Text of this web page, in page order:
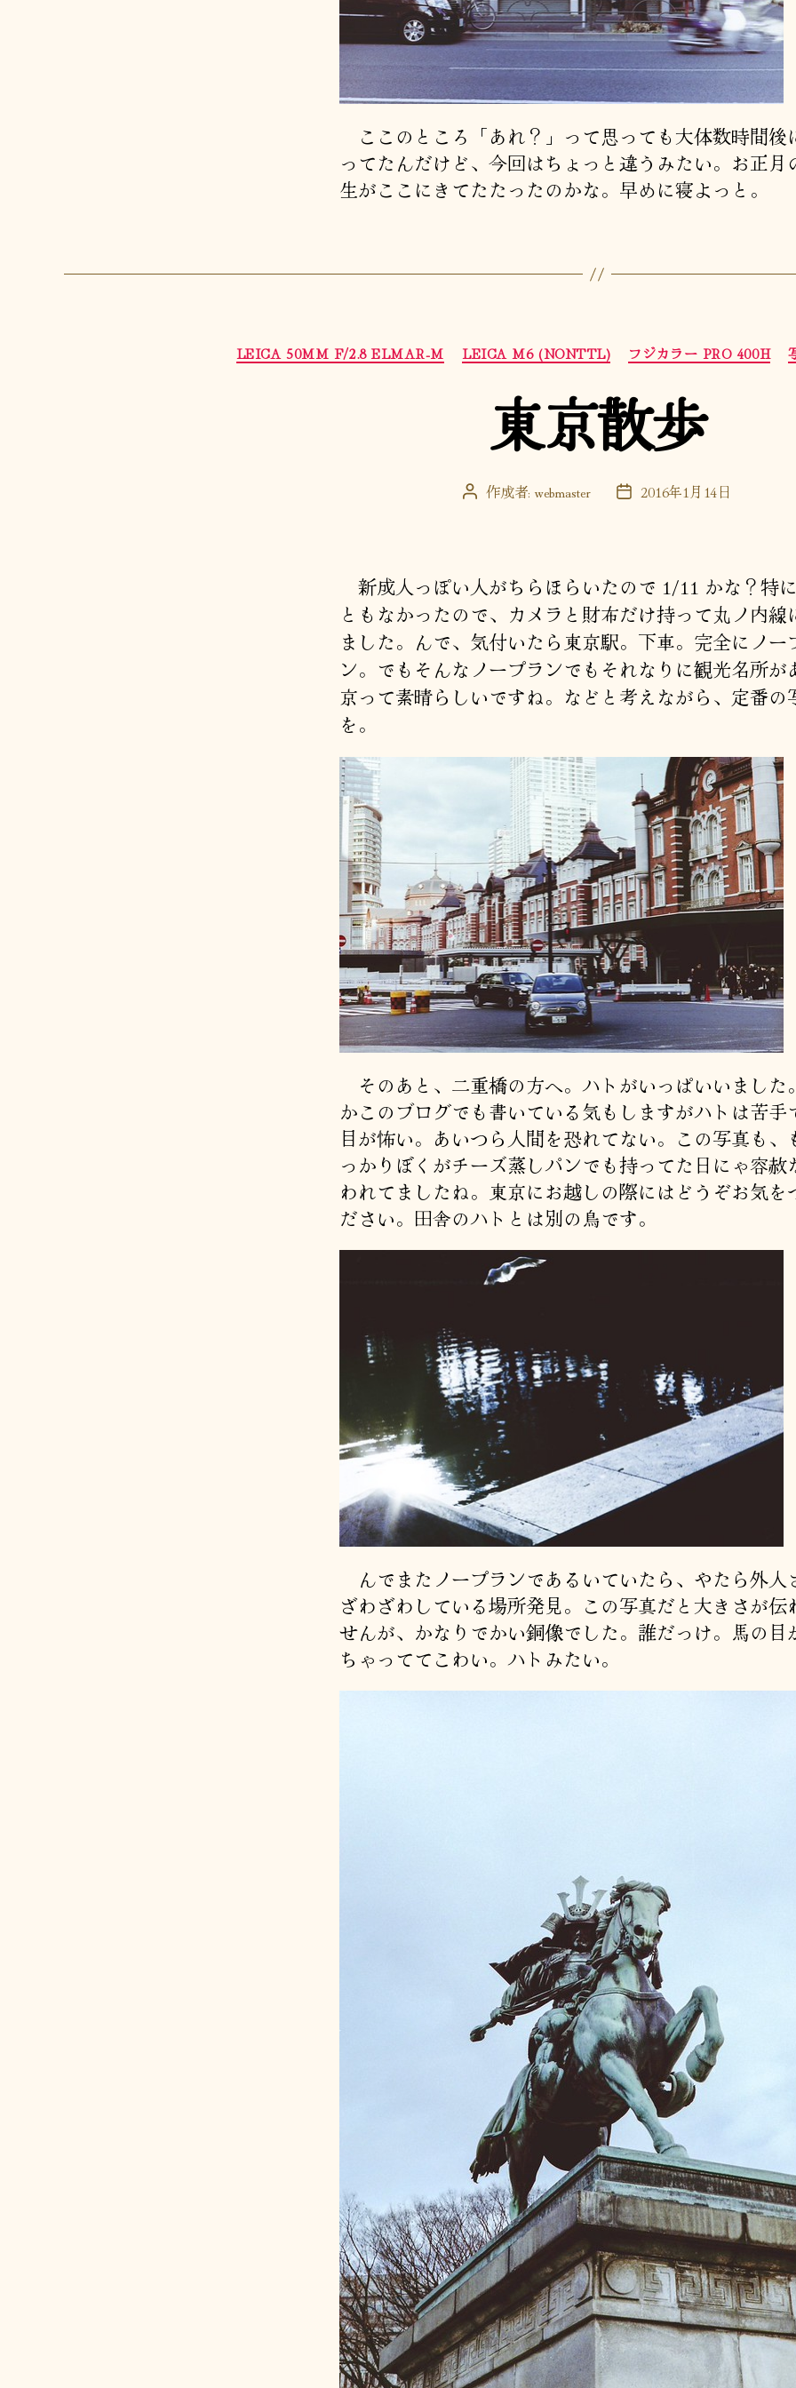
ここのところ「あれ？」って思っても大体数時間後
ってたんだけど、今回はちょっと違うみたい。お正月
生がここにきてたたったのかな。早めに寝よっと。
カ
テ
リ
ー
LEICA 50MM F/2.8 ELMAR-M LEICA M6 (NONTTL) フジカラー PRO 400H
東京散歩
投 作成者: webmaster
投 2016年1月14日
新成人っぽい人がちらほらいたので 1/11 かな？特
ともなかったので、カメラと財布だけ持って丸ノ内線
ました。んで、気付いたら東京駅。下車。完全にノー
ン。でもそんなノープランでもそれなりに観光名所が
京って素晴らしいですね。などと考えながら、定番の
を。
そのあと、二重橋の方へ。ハトがいっぱいいました
かこのブログでも書いている気もしますがハトは苦手
目が怖い。あいつら人間を恐れてない。この写真も、
っかりぼくがチーズ蒸しパンでも持ってた日にゃ容赦
われてましたね。東京にお越しの際にはどうぞお気を
ださい。田舎のハトとは別の鳥です。
んでまたノープランであるいていたら、やたら外人
ざわざわしている場所発見。この写真だと大きさが伝
せんが、かなりでかい銅像でした。誰だっけ。馬の目
ちゃっててこわい。ハトみたい。